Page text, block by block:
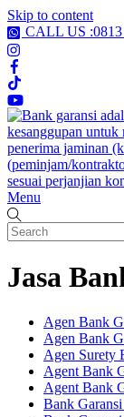
Skip to content
CALL US :0813
Menu
Jasa
Agen Bank
Agen Bank
Agen Surety
Agent Bank
Agent Bank
Bank